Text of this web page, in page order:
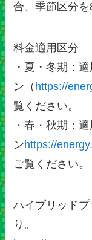
合、季節区分を
料金適用区分
・夏・冬期：
ン（ https://
覧ください。
・春・秋期：
ンhttps://
ご覧ください。
ハイブリッド
り。